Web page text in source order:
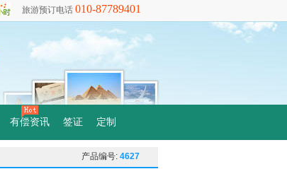
旅游预订电话 010-87789401
有偿资讯 签证 定制
产品编号: 4627